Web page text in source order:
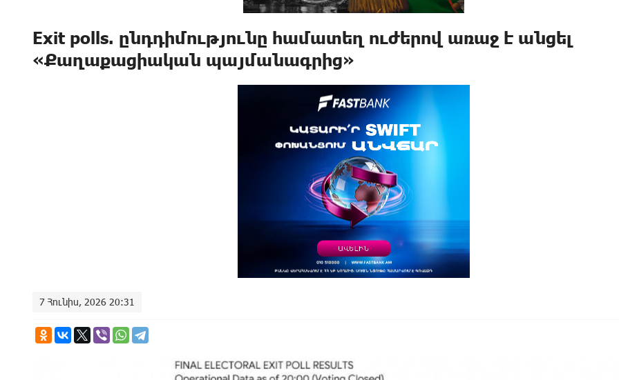
Exit polls. ընդդիմությունը համատեղ ուժերով առաջ է անցել
«Քաղաքացիական պայմանագրից»
7 Հունիս, 2026 20:31